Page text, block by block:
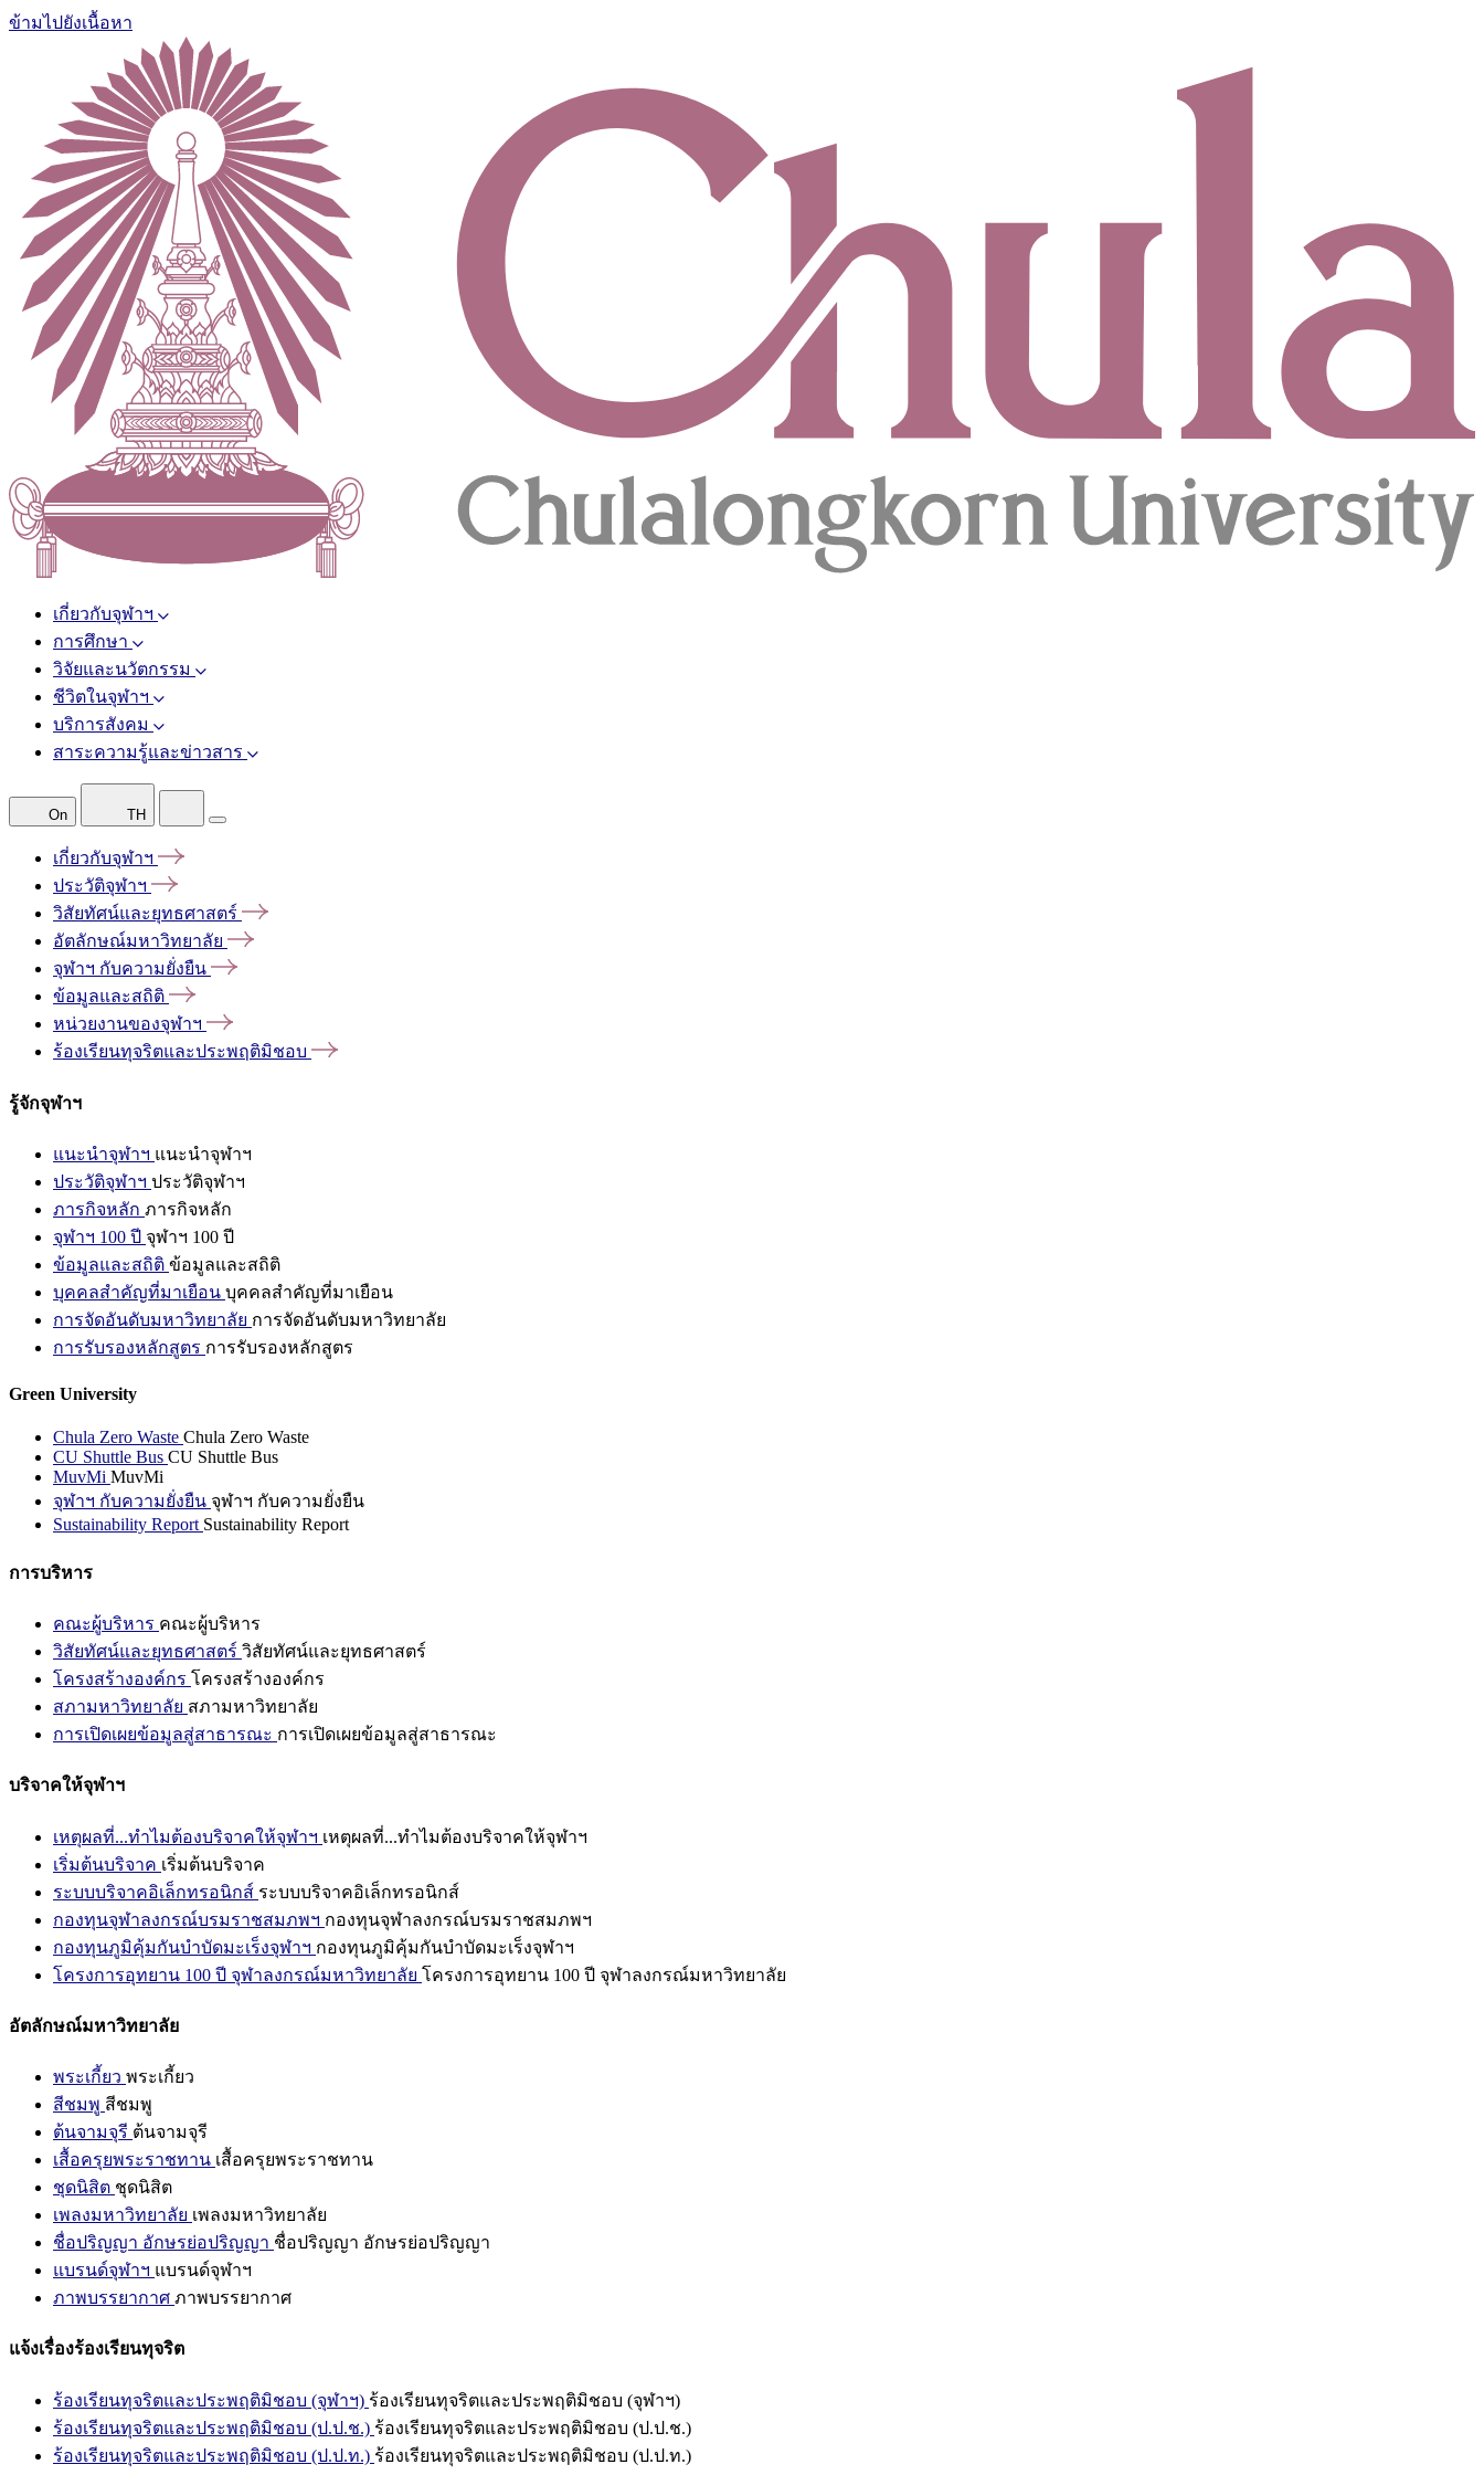
ข้ามไปยังเนื้อหา
เกี่ยวกับจุฬาฯ
การศึกษา
วิจัยและนวัตกรรม
ชีวิตในจุฬาฯ
บริการสังคม
สาระความรู้และข่าวสาร
On TH
เกี่ยวกับจุฬาฯ
ประวัติจุฬาฯ
วิสัยทัศน์และยุทธศาสตร์
อัตลักษณ์มหาวิทยาลัย
จุฬาฯ กับความยั่งยืน
ข้อมูลและสถิติ
หน่วยงานของจุฬาฯ
ร้องเรียนทุจริตและประพฤติมิชอบ
รู้จักจุฬาฯ
แนะนำจุฬาฯ แนะนำจุฬาฯ
ประวัติจุฬาฯ ประวัติจุฬาฯ
ภารกิจหลัก ภารกิจหลัก
จุฬาฯ 100 ปี จุฬาฯ 100 ปี
ข้อมูลและสถิติ ข้อมูลและสถิติ
บุคคลสำคัญที่มาเยือน บุคคลสำคัญที่มาเยือน
การจัดอันดับมหาวิทยาลัย การจัดอันดับมหาวิทยาลัย
การรับรองหลักสูตร การรับรองหลักสูตร
Green University
Chula Zero Waste Chula Zero Waste
CU Shuttle Bus CU Shuttle Bus
MuvMi MuvMi
จุฬาฯ กับความยั่งยืน จุฬาฯ กับความยั่งยืน
Sustainability Report Sustainability Report
การบริหาร
คณะผู้บริหาร คณะผู้บริหาร
วิสัยทัศน์และยุทธศาสตร์ วิสัยทัศน์และยุทธศาสตร์
โครงสร้างองค์กร โครงสร้างองค์กร
สภามหาวิทยาลัย สภามหาวิทยาลัย
การเปิดเผยข้อมูลสู่สาธารณะ การเปิดเผยข้อมูลสู่สาธารณะ
บริจาคให้จุฬาฯ
เหตุผลที่...ทำไมต้องบริจาคให้จุฬาฯ เหตุผลที่...ทำไมต้องบริจาคให้จุฬาฯ
เริ่มต้นบริจาค เริ่มต้นบริจาค
ระบบบริจาคอิเล็กทรอนิกส์ ระบบบริจาคอิเล็กทรอนิกส์
กองทุนจุฬาลงกรณ์บรมราชสมภพฯ กองทุนจุฬาลงกรณ์บรมราชสมภพฯ
กองทุนภูมิคุ้มกันบำบัดมะเร็งจุฬาฯ กองทุนภูมิคุ้มกันบำบัดมะเร็งจุฬาฯ
โครงการอุทยาน 100 ปี จุฬาลงกรณ์มหาวิทยาลัย โครงการอุทยาน 100 ปี จุฬาลงกรณ์มหาวิทยาลัย
อัตลักษณ์มหาวิทยาลัย
พระเกี้ยว พระเกี้ยว
สีชมพู สีชมพู
ต้นจามจุรี ต้นจามจุรี
เสื้อครุยพระราชทาน เสื้อครุยพระราชทาน
ชุดนิสิต ชุดนิสิต
เพลงมหาวิทยาลัย เพลงมหาวิทยาลัย
ชื่อปริญญา อักษรย่อปริญญา ชื่อปริญญา อักษรย่อปริญญา
แบรนด์จุฬาฯ แบรนด์จุฬาฯ
ภาพบรรยากาศ ภาพบรรยากาศ
แจ้งเรื่องร้องเรียนทุจริต
ร้องเรียนทุจริตและประพฤติมิชอบ (จุฬาฯ) ร้องเรียนทุจริตและประพฤติมิชอบ (จุฬาฯ)
ร้องเรียนทุจริตและประพฤติมิชอบ (ป.ป.ช.) ร้องเรียนทุจริตและประพฤติมิชอบ (ป.ป.ช.)
ร้องเรียนทุจริตและประพฤติมิชอบ (ป.ป.ท.) ร้องเรียนทุจริตและประพฤติมิชอบ (ป.ป.ท.)